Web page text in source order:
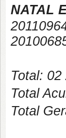
NATAL
Total:
Total
Total